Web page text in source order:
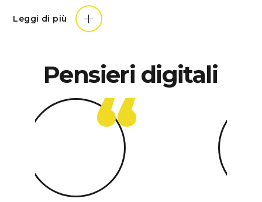
Leggi di più
Pensieri digitali